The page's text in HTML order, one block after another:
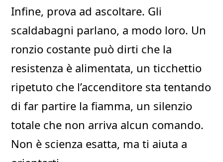
Infine, prova ad ascoltare. Gli
scaldabagni parlano, a modo loro. Un
ronzio costante può dirti che la
resistenza è alimentata, un ticchettio
ripetuto che l’accenditore sta tentando
di far partire la fiamma, un silenzio
totale che non arriva alcun comando.
Non è scienza esatta, ma ti aiuta a